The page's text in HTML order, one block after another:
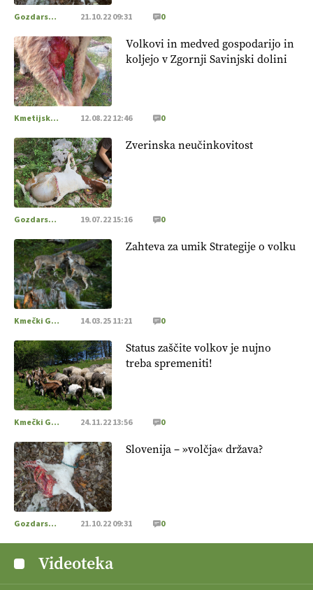
Gozdarstvo 21.10.22 09:31 0
Volkovi in medved gospodarijo in
koljejo v Zgornji Savinjski dolini
Kmetijska zemljišča 12.08.22 12:46 0
Zverinska neučinkovitost
Gozdarstvo 19.07.22 15:16 0
Zahteva za umik Strategije o volku
Kmečki Glas 14.03.25 11:21 0
Status zaščite volkov je nujno
treba spremeniti!
Kmečki Glas 24.11.22 13:56 0
Slovenija – »volčja« država?
Gozdarstvo 21.10.22 09:31 0
Videoteka